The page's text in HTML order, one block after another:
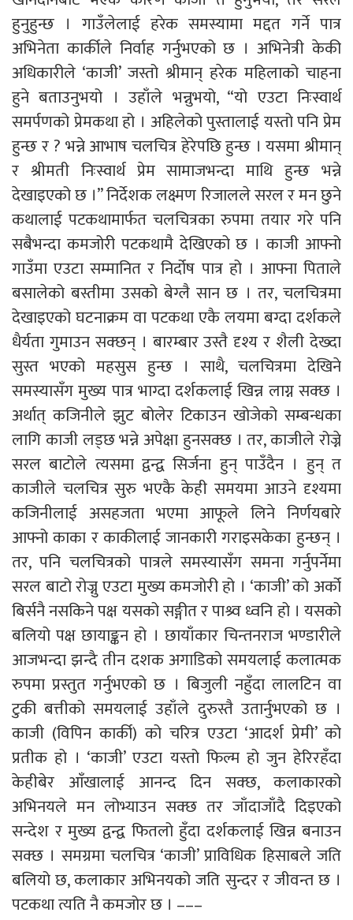
हुनुहुन्छ । गाउँलेलाई हरेक समस्यामा मद्दत गर्ने पात्र
अभिनेता कार्कीले निर्वाह गर्नुभएको छ । अभिनेत्री केकी
अधिकारीले ‘काजी’ जस्तो श्रीमान् हरेक महिलाको चाहना
हुने बताउनुभयो । उहाँले भन्नुभयो, “यो एउटा निःस्वार्थ
समर्पणको प्रेमकथा हो । अहिलेको पुस्तालाई यस्तो पनि प्रेम
हुन्छ र ? भन्ने आभाष चलचित्र हेरेपछि हुन्छ । यसमा श्रीमान्
र श्रीमती निःस्वार्थ प्रेम सामाजभन्दा माथि हुन्छ भन्ने
देखाइएको छ ।” निर्देशक लक्ष्मण रिजालले सरल र मन छुने
कथालाई पटकथामार्फत चलचित्रका रुपमा तयार गरे पनि
सबैभन्दा कमजोरी पटकथामै देखिएको छ । काजी आफ्नो
गाउँमा एउटा सम्मानित र निर्दोष पात्र हो । आफ्ना पिताले
बसालेको बस्तीमा उसको बेग्लै सान छ । तर, चलचित्रमा
देखाइएको घटनाक्रम वा पटकथा एकै लयमा बग्दा दर्शकले
धैर्यता गुमाउन सक्छन् । बारम्बार उस्तै दृश्य र शैली देख्दा
सुस्त भएको महसुस हुन्छ । साथै, चलचित्रमा देखिने
समस्यासँग मुख्य पात्र भाग्दा दर्शकलाई खिन्न लाग्न सक्छ ।
अर्थात् कजिनीले झुट बोलेर टिकाउन खोजेको सम्बन्धका
लागि काजी लड्छ भन्ने अपेक्षा हुनसक्छ । तर, काजीले रोज्ने
सरल बाटोले त्यसमा द्वन्द्व सिर्जना हुन् पाउँदैन । हुन् त
काजीले चलचित्र सुरु भएकै केही समयमा आउने दृश्यमा
कजिनीलाई असहजता भएमा आफूले लिने निर्णयबारे
आफ्नो काका र काकीलाई जानकारी गराइसकेका हुन्छन् ।
तर, पनि चलचित्रको पात्रले समस्यासँग समना गर्नुपर्नेमा
सरल बाटो रोज्नु एउटा मुख्य कमजोरी हो । ‘काजी’ को अर्को
बिर्सनै नसकिने पक्ष यसको सङ्गीत र पाश्र्व ध्वनि हो । यसको
बलियो पक्ष छायाङ्कन हो । छायाँकार चिन्तनराज भण्डारीले
आजभन्दा झन्दै तीन दशक अगाडिको समयलाई कलात्मक
रुपमा प्रस्तुत गर्नुभएको छ । बिजुली नहुँदा लालटिन वा
टुकी बत्तीको समयलाई उहाँले दुरुस्तै उतार्नुभएको छ ।
काजी (विपिन कार्की) को चरित्र एउटा ‘आदर्श प्रेमी’ को
प्रतीक हो । ‘काजी’ एउटा यस्तो फिल्म हो जुन हेरिरहँदा
केहीबेर आँखालाई आनन्द दिन सक्छ, कलाकारको
अभिनयले मन लोभ्याउन सक्छ तर जाँदाजाँदै दिइएको
सन्देश र मुख्य द्वन्द्व फितलो हुँदा दर्शकलाई खिन्न बनाउन
सक्छ । समग्रमा चलचित्र ‘काजी’ प्राविधिक हिसाबले जति
बलियो छ, कलाकार अभिनयको जति सुन्दर र जीवन्त छ ।
पटकथा त्यति नै कमजोर छ । –––